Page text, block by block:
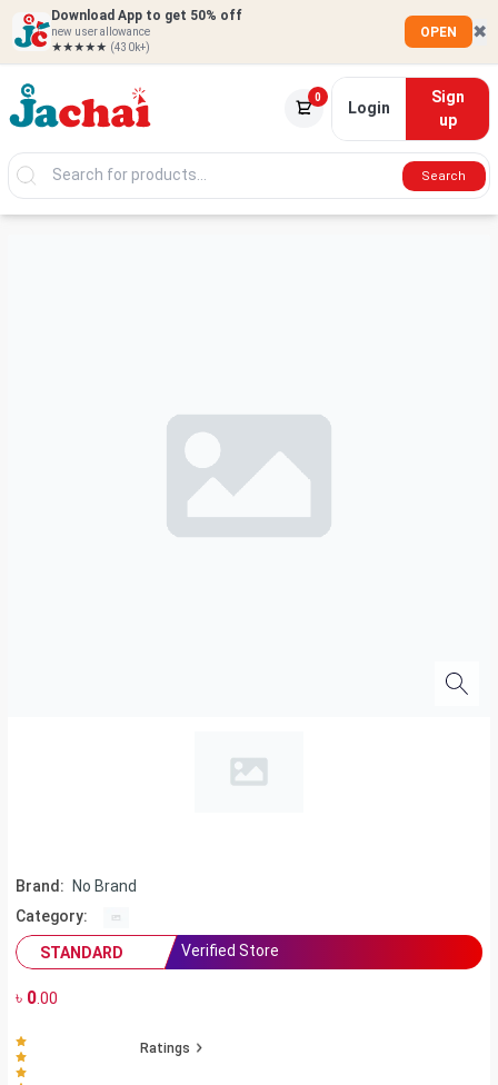
Download App to get 50% off
new user allowance
★★★★★ (430k+)
OPEN ✖
0
Login
Sign
up
Search
Brand:
No Brand
Category:
STANDARD
Verified Store
৳ 0.00
Ratings